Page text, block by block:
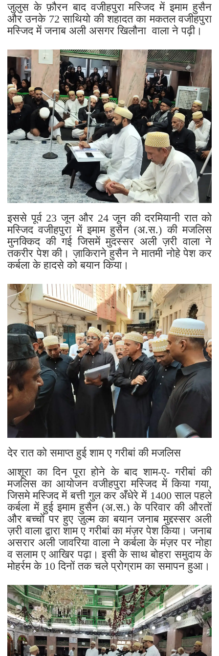
जुलुस के फ़ौरन बाद वजीहपुरा मस्जिद में इमाम हुसैन
और उनके 72 साथियो की शहादत का मकतल वजीहपुरा
मस्जिद में जनाब अली असगर खिलौना वाला ने पढ़ी।
इससे पूर्व 23 जून और 24 जून की दरमियानी रात को
मस्जिद वजीहपुरा में इमाम हुसैन (अ.स.) की मजलिस
मुनक्किद की गई जिसमें मुदस्सर अली ज़री वाला ने
तकरीर पेश की। ज़ाकिराने हुसैन ने मातमी नोहे पेश कर
कर्बला के हादसे को बयान किया।
देर रात को समाप्त हुई शाम ए गरीबां की मजलिस
आशूरा का दिन पूरा होने के बाद शाम-ए- गरीबां की
मजलिस का आयोजन वजीहपुरा मस्जिद में किया गया,
जिसमे मस्जिद में बत्ती गुल कर अँधेरे में 1400 साल पहले
कर्बला में हुई इमाम हुसैन (अ.स.) के परिवार की औरतों
और बच्चों पर हुए ज़ुल्म का बयान जनाब मुद्दस्सर अली
ज़री वाला द्वारा शाम ए गरीबां का मंज़र पेश किया। जनाब
असरार अली जावरिया वाला ने कर्बला के मंज़र पर नोहा
व सलाम ए आखिर पढ़ा। इसी के साथ बोहरा समुदाय के
मोहर्रम के 10 दिनों तक चले प्रोग्राम का समापन हुआ।